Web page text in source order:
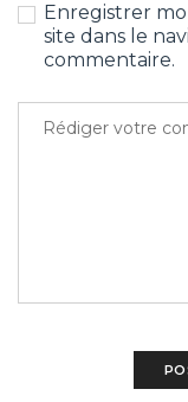
Enregistrer
site dans le
commentaire.